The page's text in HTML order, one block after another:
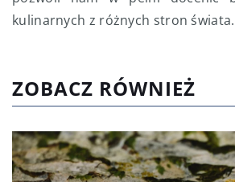
kulinarnych z różnych stron świata.
ZOBACZ RÓWNIEŻ